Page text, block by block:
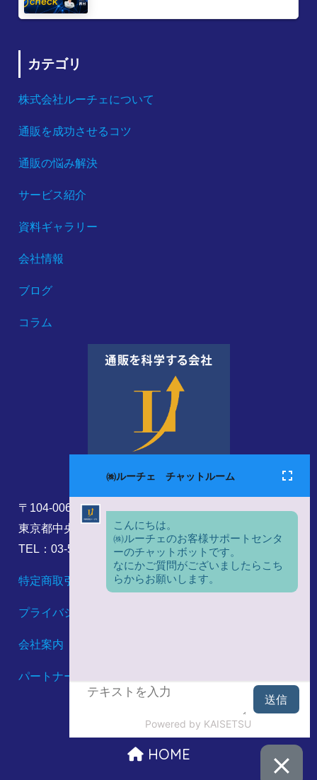
カテゴリ
株式会社ルーチェについて
通販を成功させるコツ
通販の悩み解決
サービス紹介
資料ギャラリー
会社情報
ブログ
コラム
〒104-0061
東京都中央区銀座8丁目17番5号
TEL：03-5860-6173
特定商取引法に基づく表記
プライバシーポリシー
会社案内
パートナーシップ構築宣言
HOME